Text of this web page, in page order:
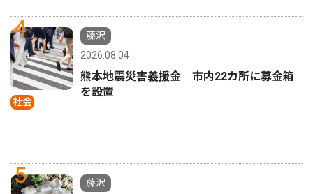
4
社会
藤沢
2026.08.04
熊本地震災害義援金 市内22カ所に募金箱
を設置
5
藤沢